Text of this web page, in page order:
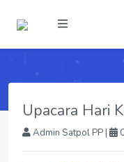
Upacara Hari
Admin Satpol PP|